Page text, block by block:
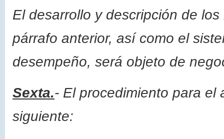
El desarrollo y descripción de
párrafo anterior, así como el
desempeño, será objeto de
Sexta.- El procedimiento para el
siguiente: